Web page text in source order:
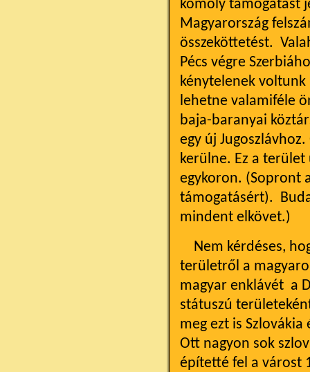
komoly támogatást
Magyarország
összeköttetést.
Pécs végre
kénytelenek
lehetne valamiféle
baja-baranyai
egy új
kerülne. Ez a
egykoron. (Sopront
támogatásért).
mindent elkövet.)
Nem kérdéses,
területről a
magyar enklávét a
státuszú
meg ezt is
Ott nagyon sok
építetté fel a várost